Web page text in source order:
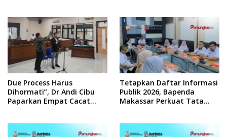
Due Process Harus
Dihormati”, Dr Andi Cibu
Paparkan Empat Cacat
Tetapkan Daftar Informasi
Publik 2026, Bapenda
Makassar Perkuat Tata